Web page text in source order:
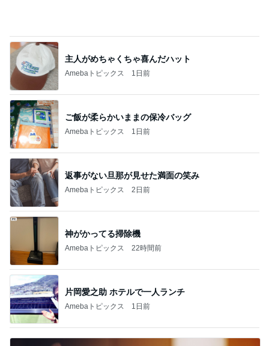
主人がめちゃくちゃ喜んだハット
Amebaトピックス 1日前
ご飯が柔らかいままの保冷バッグ
Amebaトピックス 1日前
返事がない旦那が見せた満面の笑み
Amebaトピックス 2日前
神がかってる掃除機
Amebaトピックス 22時間前
片岡愛之助 ホテルで一人ランチ
Amebaトピックス 1日前